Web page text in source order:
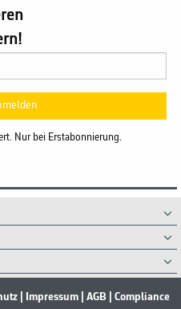
Nur bei Erstabonnierung.
Impressum AGB
Compliance